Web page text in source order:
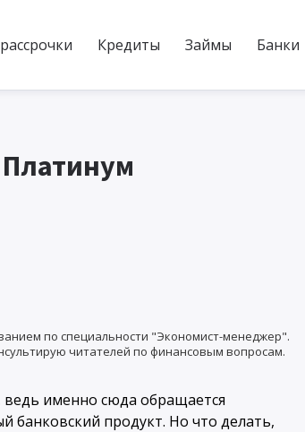
Кредиты Займы Банки
по специальности "Экономист-менеджер".
читателей по финансовым вопросам.
именно сюда обращается
банковский продукт. Но что делать,